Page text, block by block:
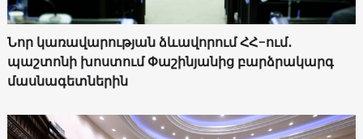
Նոր կառավարության ձևավորում ՀՀ-ում․
պաշտոնի խոստում Փաշինյանից բարձրակարգ
մասնագետներին